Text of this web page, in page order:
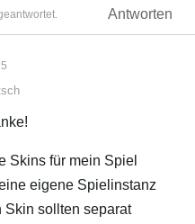
Antworten
Skins für mein Spiel
eigene Spielinstanz
Skin sollten separat